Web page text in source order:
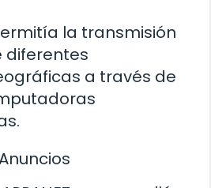
la transmisión
diferentes
a través de